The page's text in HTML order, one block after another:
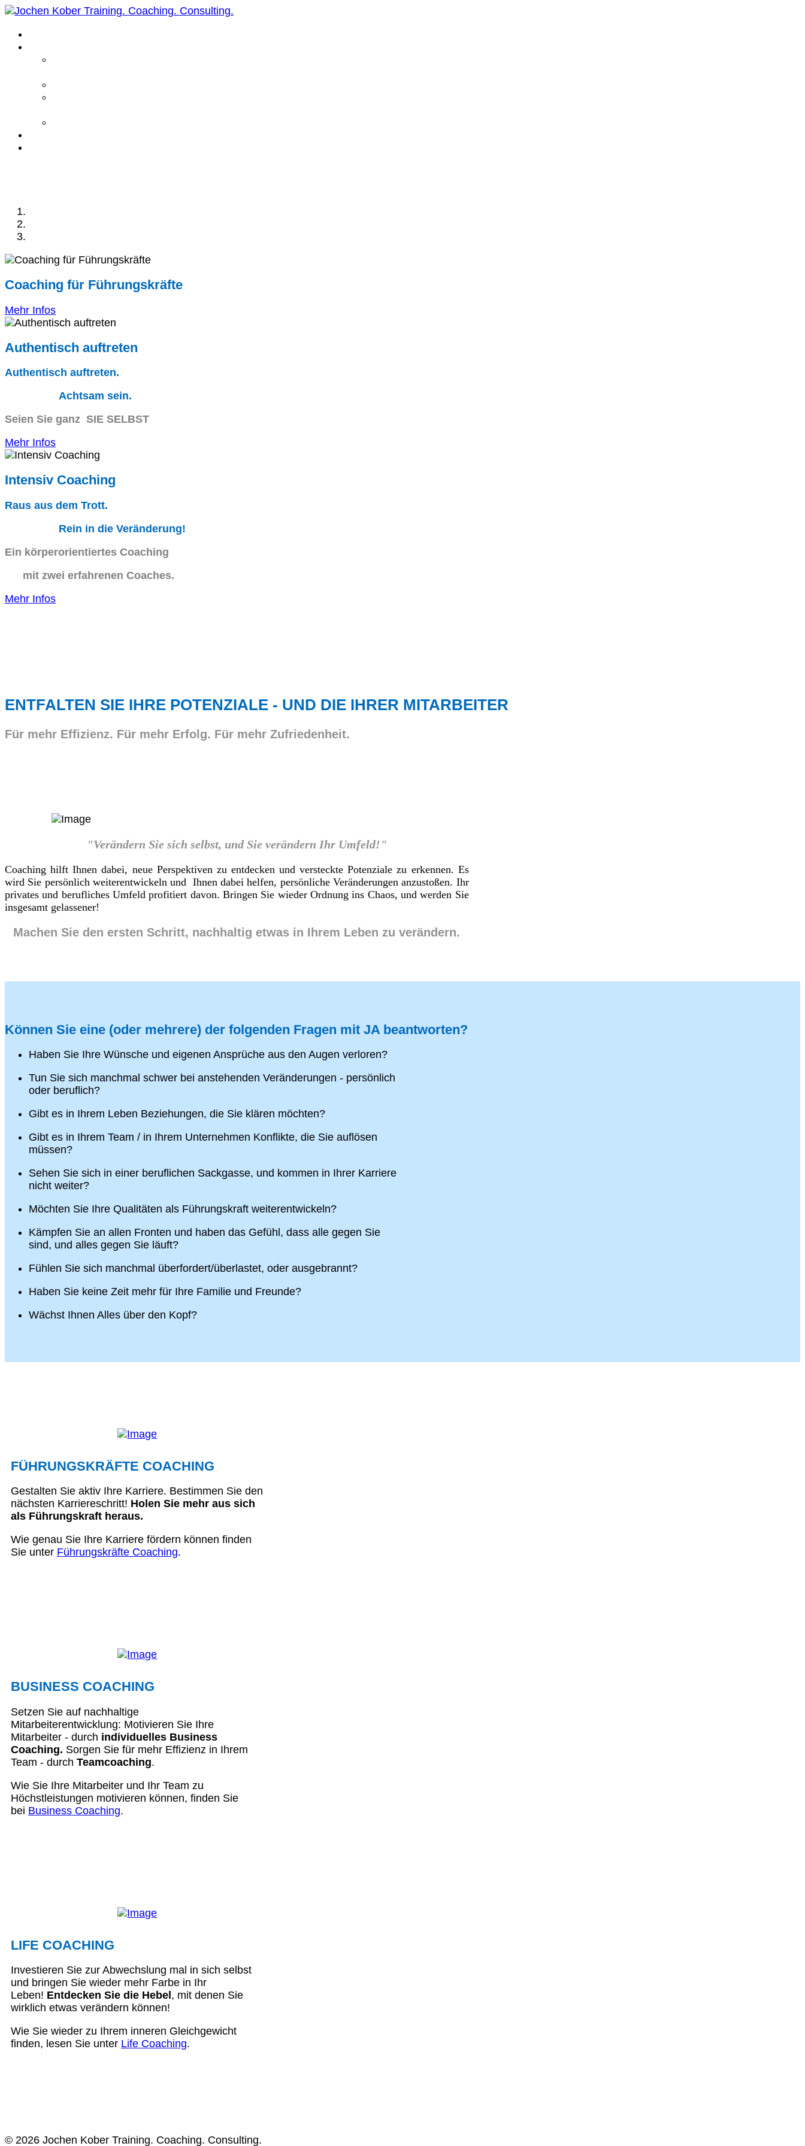
Coaching für Führungskräfte
Mehr Infos
Authentisch auftreten
Authentisch auftreten.
Achtsam sein.
Seien Sie ganz SIE SELBST
Mehr Infos
Intensiv Coaching
Raus aus dem Trott.
Rein in die Veränderung!
Ein körperorientiertes Coaching
mit zwei erfahrenen Coaches.
Mehr Infos
ENTFALTEN SIE IHRE POTENZIALE - UND DIE IHRER MITARBEITER
Für mehr Effizienz. Für mehr Erfolg. Für mehr Zufriedenheit.
"Verändern Sie sich selbst, und Sie verändern Ihr Umfeld!"
Coaching hilft Ihnen dabei, neue Perspektiven zu entdecken und versteckte Potenziale zu erkennen. Es
wird Sie persönlich weiterentwickeln und Ihnen dabei helfen, persönliche Veränderungen anzustoßen. Ihr
privates und berufliches Umfeld profitiert davon. Bringen Sie wieder Ordnung ins Chaos, und werden Sie
insgesamt gelassener!
Machen Sie den ersten Schritt, nachhaltig etwas in Ihrem Leben zu verändern.
Können Sie eine (oder mehrere) der folgenden Fragen mit JA beantworten?
Haben Sie Ihre Wünsche und eigenen Ansprüche aus den Augen verloren?
Tun Sie sich manchmal schwer bei anstehenden Veränderungen - persönlich
oder beruflich?
Gibt es in Ihrem Leben Beziehungen, die Sie klären möchten?
Gibt es in Ihrem Team / in Ihrem Unternehmen Konflikte, die Sie auflösen
müssen?
Sehen Sie sich in einer beruflichen Sackgasse, und kommen in Ihrer Karriere
nicht weiter?
Möchten Sie Ihre Qualitäten als Führungskraft weiterentwickeln?
Kämpfen Sie an allen Fronten und haben das Gefühl, dass alle gegen Sie
sind, und alles gegen Sie läuft?
Fühlen Sie sich manchmal überfordert/überlastet, oder ausgebrannt?
Haben Sie keine Zeit mehr für Ihre Familie und Freunde?
Wächst Ihnen Alles über den Kopf?
FÜHRUNGSKRÄFTE COACHING
Gestalten Sie aktiv Ihre Karriere. Bestimmen Sie den
nächsten Karriereschritt! Holen Sie mehr aus sich
als Führungskraft heraus.
Wie genau Sie Ihre Karriere fördern können finden
Sie unter Führungskräfte Coaching.
BUSINESS COACHING
Setzen Sie auf nachhaltige
Mitarbeiterentwicklung: Motivieren Sie Ihre
Mitarbeiter - durch individuelles Business
Coaching. Sorgen Sie für mehr Effizienz in Ihrem
Team - durch Teamcoaching.
Wie Sie Ihre Mitarbeiter und Ihr Team zu
Höchstleistungen motivieren können, finden Sie
bei Business Coaching.
LIFE COACHING
Investieren Sie zur Abwechslung mal in sich selbst
und bringen Sie wieder mehr Farbe in Ihr
Leben! Entdecken Sie die Hebel, mit denen Sie
wirklich etwas verändern können!
Wie Sie wieder zu Ihrem inneren Gleichgewicht
finden, lesen Sie unter Life Coaching.
© 2026 Jochen Kober Training. Coaching. Consulting.